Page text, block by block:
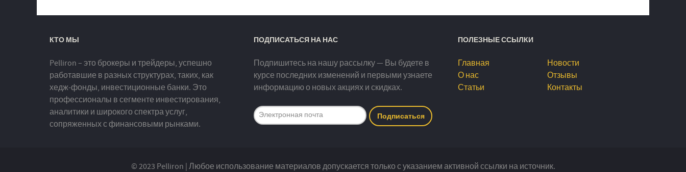
КТО МЫ
Pelliron – это брокеры и трейдеры, успешно
работавшие в разных структурах, таких, как
хедж-фонды, инвестиционные банки. Это
профессионалы в сегменте инвестирования,
аналитики и широкого спектра услуг,
сопряженных с финансовыми рынками.
ПОДПИСАТЬСЯ НА НАС
Подпишитесь на нашу рассылку — Вы будете в
курсе последних изменений и первыми узнаете
информацию о новых акциях и скидках.
ПОЛЕЗНЫЕ ССЫЛКИ
Главная
О нас
Статьи
Новости
Отзывы
Контакты
© 2023 Pelliron | Любое использование материалов допускается только с указанием активной ссылки на источник.